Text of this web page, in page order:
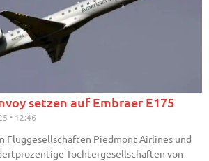
setzen auf Embraer E175
12:46
Fluggesellschaften Piedmont Airlines und
Tochtergesellschaften von